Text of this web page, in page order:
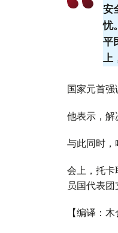
安
忧
平
上
国家元首强
他表示，解
与此同时，
会上，托卡
员国代表团
【编译：木